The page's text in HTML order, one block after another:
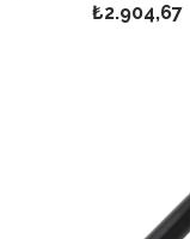
₺2.904,67